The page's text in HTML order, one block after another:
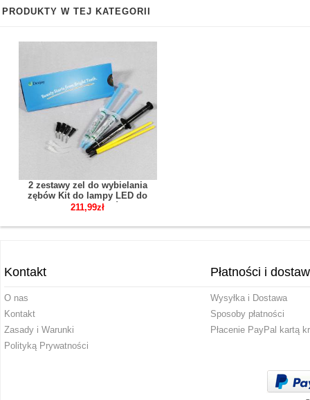
PRODUKTY W TEJ KATEGORII
2 zestawy zel do wybielania
zębów Kit do lampy LED do
wybielania zębów
211,99zł
Kontakt
O nas
Kontakt
Zasady i Warunki
Polityką Prywatności
Płatności i
Wysyłka i Dostawa
Sposoby płatności
Płacenie PayPal kartą